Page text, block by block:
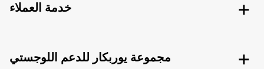
خدمة العملاء
مجموعة يوربكار للدعم اللوجستي